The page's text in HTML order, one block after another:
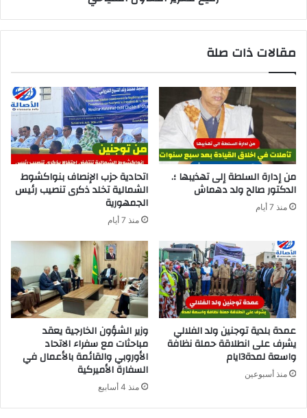
مقالات ذات صلة
من إدارة السلطة إلى تهذيبها ؛.
الدكتور صالح ولد دهماش
منذ 7 أيام
اتحادية حزب الإنصاف بنواكشوط
الشمالية تخلد ذكرى تنصيب رئيس
الجمهورية
منذ 7 أيام
عمدة بلدية توجنين ولد الفلالي
يشرف على انطلاقة حملة نظافة
واسعة لمدة3ايام
منذ أسبوعين
وزير الشؤون الخارجية يعقد
مباحثات مع سفراء الاتحاد
الأوروبي والقائمة بالأعمال في
السفارة الأميركية
منذ 4 أسابيع